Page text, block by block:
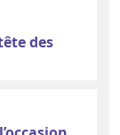
des